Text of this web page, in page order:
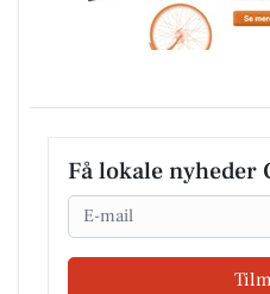
Få lokale nyheder
Email